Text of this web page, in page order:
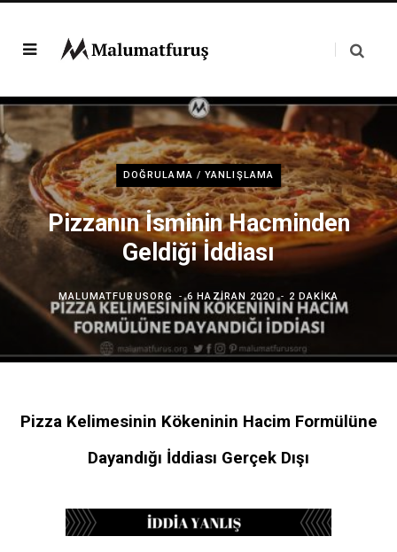
DOĞRULAMA / YANLIŞLAMA
Pizzanın İsminin Hacminden
Geldiği İddiası
MALUMATFURUSORG 6 HAZIRAN 2020 2 DAKIKA
Pizza Kelimesinin Kökeninin Hacim Formülüne
Dayandığı İddiası Gerçek Dışı